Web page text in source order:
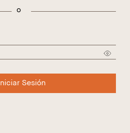
o
Iniciar Sesión